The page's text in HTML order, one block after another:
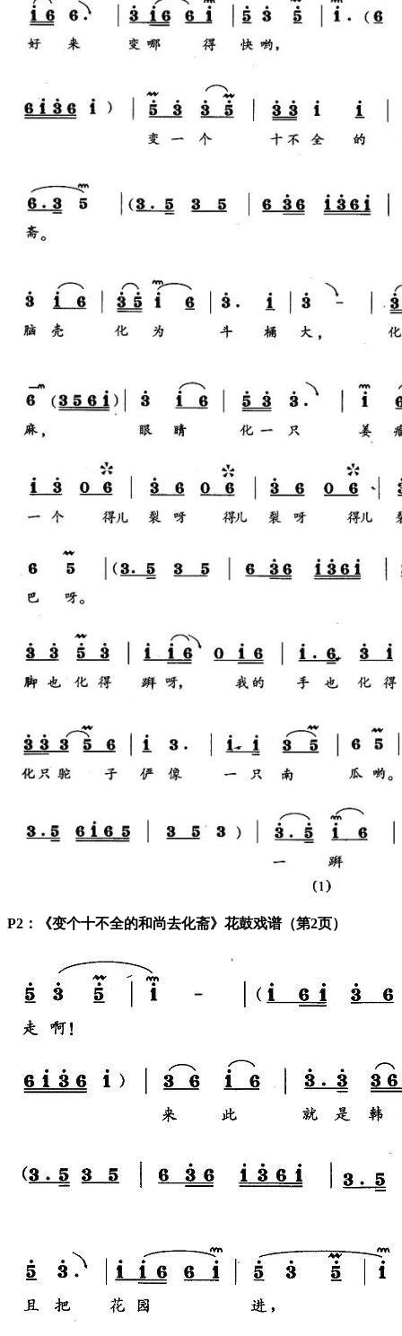
P2：《变个十不全的和尚去化斋》花鼓戏谱（第2页）